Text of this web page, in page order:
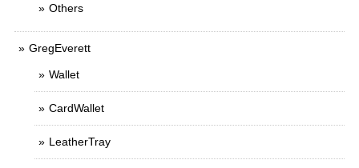
Others
GregEverett
Wallet
CardWallet
LeatherTray